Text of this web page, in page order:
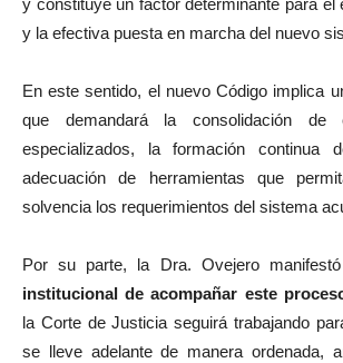
y constituye un factor determinante para el
y la efectiva puesta en marcha del nuevo
En este sentido, el nuevo Código implica
que demandará la consolidación de
especializados, la formación continua
adecuación de herramientas que
solvencia los requerimientos del sistema
Por su parte, la Dra. Ovejero
institucional de acompañar este
la Corte de Justicia seguirá trabajando
se lleve adelante de manera ordenada,